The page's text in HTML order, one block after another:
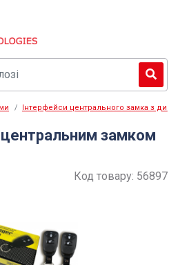
Інтерфейси центрального замка з
центральним замком
Код товару: 56897